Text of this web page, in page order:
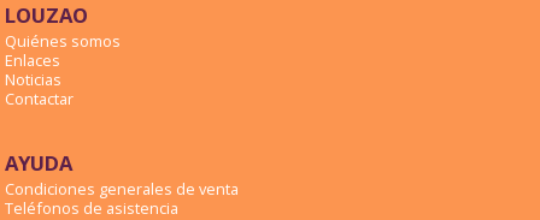
LOUZAO
Quiénes somos
Enlaces
Noticias
Contactar
AYUDA
Condiciones generales de venta
Teléfonos de asistencia